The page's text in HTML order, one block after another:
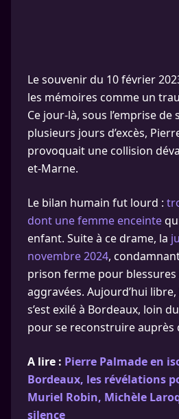
Le souvenir du 10 février
les mémoires comme un
Ce jour-là, sous l’emprise
plusieurs jours d’excès,
provoquait une collision
et-Marne.
Le bilan humain fut lourd :
dont une femme enceinte
enfant. Suite à ce drame, la
novembre 2024,
prison ferme pour
aggravées. Aujourd’hui
s’est exilé à Bordeaux, loin
pour se reconstruire auprès
A lire : Pierre Palmade en
Bordeaux, les révélations
Muriel Robin, Michèle
silence